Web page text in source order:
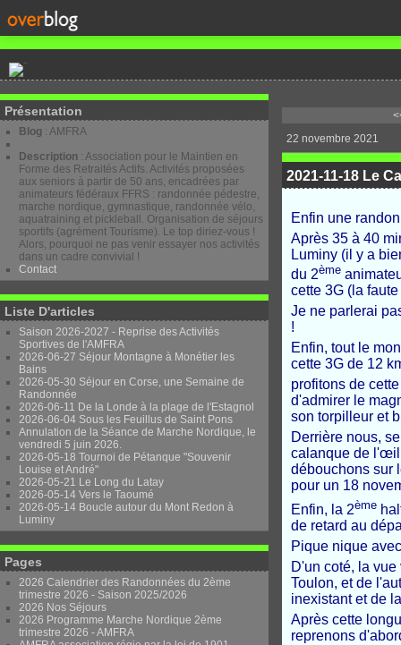
Présentation
Blog : AMFRA
Description : Association pour le Maintien en
Forme des Retraités Actifs. Activités proposées
aux seniors à partir de 50 ans, encadrées par
animateurs fédéraux FFRS : randonnée pédestre,
marche nordique, gymnastique, randonnée vélo,
aquatraining et pickleball. Organisation de séjours
sportifs (agrément Tourisme). Le top diriez-vous !
Alors, pourquoi ne pas venir essayer nos activités
dans un cadre convivial !
Contact
Liste D'articles
Saison 2026-2027 - Reprise des Activités
Sportives de l'AMFRA
2026-06-27 Séjour Montagne à Monétier les
Bains
2026-05-30 Séjour en Corse, une Semaine de
Randonnée
2026-06-11 De la Londe à la plage de l'Estagnol
2026-06-04 Sous les Feuillus de Saint Pons
Annulation de la Séance de Marche Nordique, le
vendredi 5 juin 2026.
2026-05-18 Tournoi de Pétanque "Souvenir
Louise et André"
2026-05-21 Le Long du Latay
2026-05-14 Vers le Taoumé
2026-05-14 Boucle autour du Mont Redon à
Luminy
Pages
2026 Calendrier des Randonnées du 2ème
trimestre 2026 - Saison 2025/2026
2026 Nos Séjours
2026 Programme Marche Nordique 2ème
trimestre 2026 - AMFRA
22 novembre 2021
2021-11-18 Le
Enfin une
Après 35 à 40
Luminy (il y a
du 2ème
cette 3G (la
Je ne parlerai
!
Enfin, tout le
cette 3G de 12
profitons de
d'admirer le
son torpilleur et
Derrière nous,
calanque de l'œil
débouchons sur
pour un 18
Enfin, la 2ème
de retard au
Pique nique
D'un coté, la
Toulon, et de
inexistant et de
Après cette
reprenons